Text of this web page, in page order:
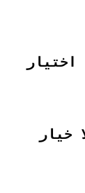
خيار